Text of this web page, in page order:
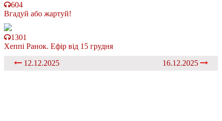
604
Вгадуй або жартуй!
1301
Хеппі Ранок. Ефір від 15 грудня
12.12.2025
16.12.2025